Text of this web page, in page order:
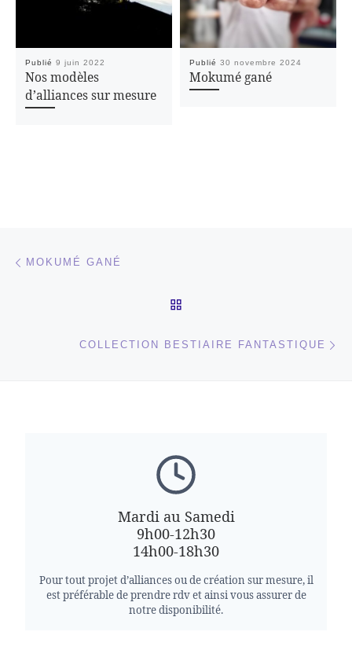
Publié 9 juin 2022
Nos modèles
d’alliances sur mesure
Publié 30 novembre 2024
Mokumé gané
MOKUMÉ GANÉ
COLLECTION BESTIAIRE FANTASTIQUE
Mardi au Samedi
9h00-12h30
14h00-18h30
Pour tout projet d’alliances ou de création sur mesure, il
est préférable de prendre rdv et ainsi vous assurer de
notre disponibilité.